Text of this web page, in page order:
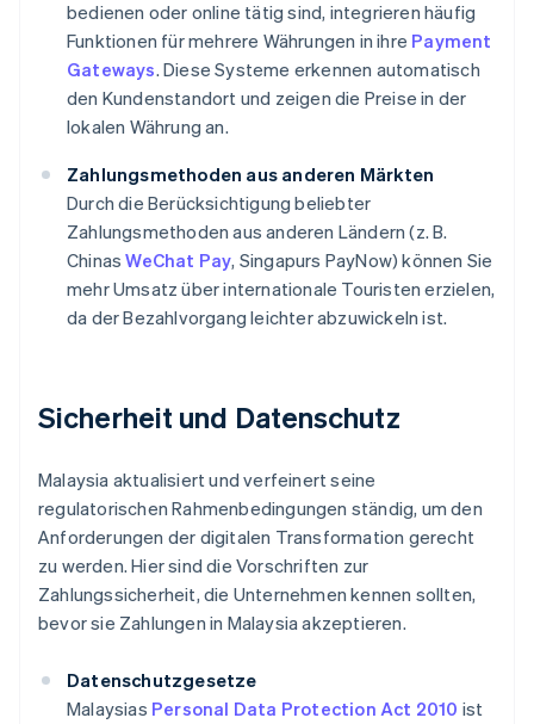
bedienen oder online tätig sind, integrieren häufig
Funktionen für mehrere Währungen in ihre Payment
Gateways. Diese Systeme erkennen automatisch
den Kundenstandort und zeigen die Preise in der
lokalen Währung an.
Zahlungsmethoden aus anderen Märkten
Durch die Berücksichtigung beliebter
Zahlungsmethoden aus anderen Ländern (z. B.
ChinasWeChat Pay, Singapurs PayNow) können Sie
mehr Umsatz über internationale Touristen erzielen,
da der Bezahlvorgang leichter abzuwickeln ist.
Sicherheit und Datenschutz
Malaysia aktualisiert und verfeinert seine
regulatorischen Rahmenbedingungen ständig, um den
Anforderungen der digitalen Transformation gerecht
zu werden. Hier sind die Vorschriften zur
Zahlungssicherheit, die Unternehmen kennen sollten,
bevor sie Zahlungen in Malaysia akzeptieren.
Datenschutzgesetze
Malaysias Personal Data Protection Act 2010 ist